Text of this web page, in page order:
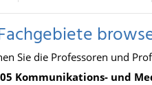
Sie die Professoren und
05 Kommunikations- und